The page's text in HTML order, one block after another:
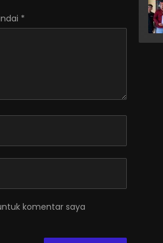
*
komentar saya